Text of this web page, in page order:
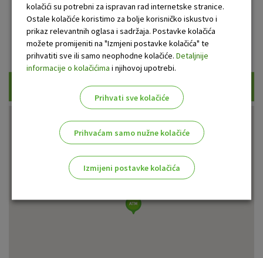
Bankomat Poslovnica
Prikaži samo uplatne bankomate
kolačići su potrebni za ispravan rad internetske stranice.
Ostale kolačiće koristimo za bolje korisničko iskustvo i
prikaz relevantnih oglasa i sadržaja. Postavke kolačića
možete promijeniti na "Izmjeni postavke kolačića" te
prihvatiti sve ili samo neophodne kolačiće. Detaljnije
informacije o kolačićima i njihovoj upotrebi.
Prihvati sve kolačiće
Prihvaćam samo nužne kolačiće
Izmijeni postavke kolačića